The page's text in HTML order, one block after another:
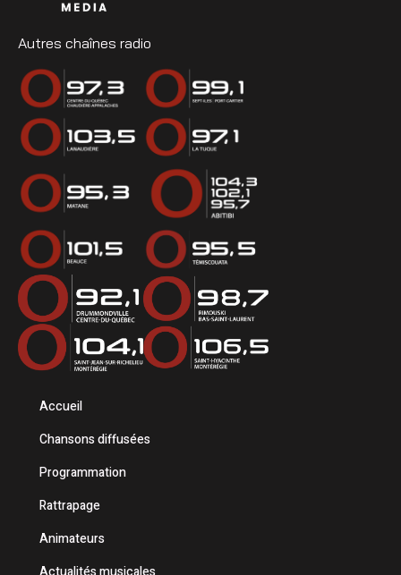
Autres chaînes radio
Accueil
Chansons diffusées
Programmation
Rattrapage
Animateurs